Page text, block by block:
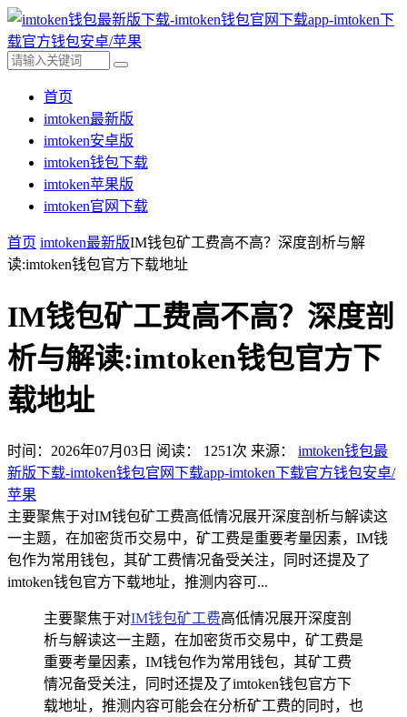
首页
imtoken最新版
imtoken安卓版
imtoken钱包下载
imtoken苹果版
imtoken官网下载
首页 imtoken最新版IM钱包矿工费高不高？深度剖析与解
读:imtoken钱包官方下载地址
IM钱包矿工费高不高？深度剖
析与解读:imtoken钱包官方下
载地址
时间：2026年07月03日 阅读： 1251 次 来源： imtoken钱包最
新版下载-imtoken钱包官网下载app-imtoken下载官方钱包安卓/
苹果
主要聚焦于对IM钱包矿工费高低情况展开深度剖析与解读这
一主题，在加密货币交易中，矿工费是重要考量因素，IM钱
包作为常用钱包，其矿工费情况备受关注，同时还提及了
imtoken钱包官方下载地址，推测内容可...
主要聚焦于对IM钱包矿工费高低情况展开深度剖
析与解读这一主题，在加密货币交易中，矿工费是
重要考量因素，IM钱包作为常用钱包，其矿工费
情况备受关注，同时还提及了imtoken钱包官方下
载地址，推测内容可能会在分析矿工费的同时，也